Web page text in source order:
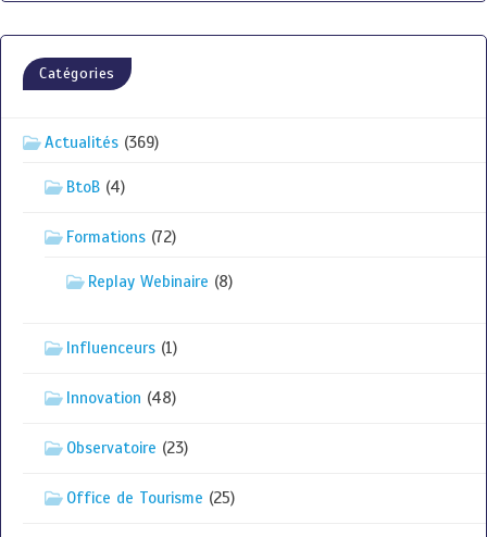
Catégories
Actualités (369)
BtoB (4)
Formations (72)
Replay Webinaire (8)
Influenceurs (1)
Innovation (48)
Observatoire (23)
Office de Tourisme (25)